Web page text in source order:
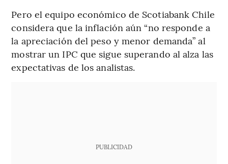
Pero el equipo económico de Scotiabank Chile
considera que la inflación aún “no responde a
la apreciación del peso y menor demanda” al
mostrar un IPC que sigue superando al alza las
expectativas de los analistas.
PUBLICIDAD